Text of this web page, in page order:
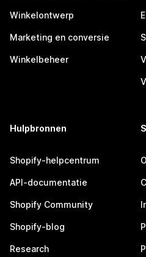
Winkelontwerp
Marketing en conversie
Winkelbeheer
Hulpbronnen
Shopify-helpcentrum
API-documentatie
Shopify Community
Shopify-blog
Research